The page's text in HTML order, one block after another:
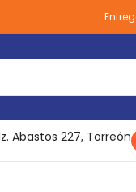
Abastos 227, Torreón